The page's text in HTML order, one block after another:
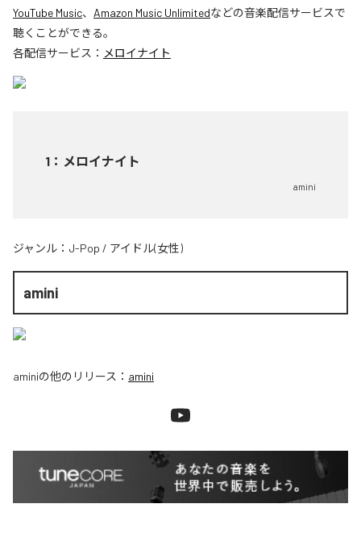
YouTube Music、 Amazon Music Unlimitedなどの音楽配信サービスで
聴くことができる。
各配信サービス： メロイナイト
1 ： メロイナイト
amini
ジャンル： J-Pop / アイドル(女性)
amini
aminiの他のリリース： amini